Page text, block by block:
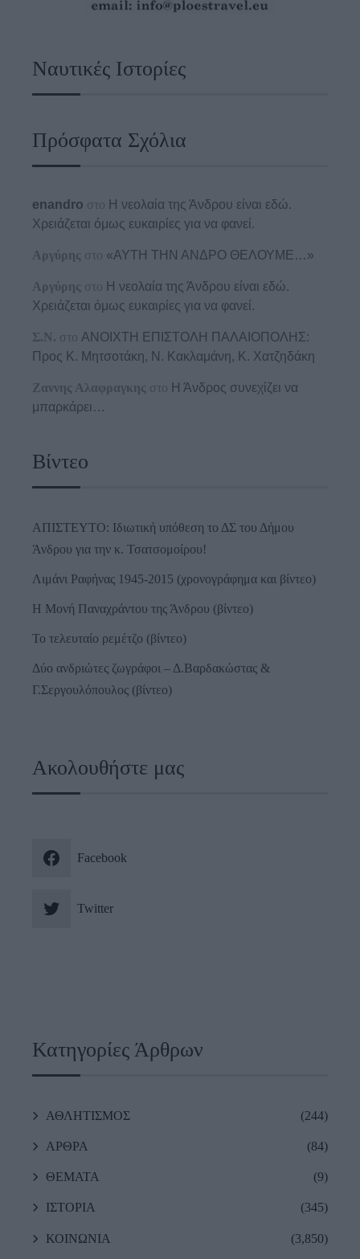
Ναυτικές Ιστορίες
Πρόσφατα Σχόλια
enandro στο Η νεολαία της Άνδρου είναι εδώ.
Χρειάζεται όμως ευκαιρίες για να φανεί.
Αργύρης στο «ΑΥΤΗ ΤΗΝ ΑΝΔΡΟ ΘΕΛΟΥΜΕ…»
Αργύρης στο Η νεολαία της Άνδρου είναι εδώ.
Χρειάζεται όμως ευκαιρίες για να φανεί.
Σ.Ν. στο ΑΝΟΙΧΤΗ ΕΠΙΣΤΟΛΗ ΠΑΛΑΙΟΠΟΛΗΣ:
Προς K. Μητσοτάκη, N. Κακλαμάνη, K. Χατζηδάκη
Ζαννης Αλαφραγκης στο Η Άνδρος συνεχίζει να
μπαρκάρει…
Βίντεο
ΑΠΙΣΤΕΥΤΟ: Ιδιωτική υπόθεση το ΔΣ του Δήμου
Άνδρου για την κ. Τσατσομοίρου!
Λιμάνι Ραφήνας 1945-2015 (χρονογράφημα και βίντεο)
Η Μονή Παναχράντου της Άνδρου (βίντεο)
Το τελευταίο ρεμέτζο (βίντεο)
Δύο ανδριώτες ζωγράφοι – Δ.Βαρδακώστας &
Γ.Σεργουλόπουλος (βίντεο)
Ακολουθήστε μας
Facebook
Twitter
Κατηγορίες Άρθρων
ΑΘΛΗΤΙΣΜΟΣ (244)
ΑΡΘΡΑ (84)
ΘΕΜΑΤΑ (9)
ΙΣΤΟΡΙΑ (345)
ΚΟΙΝΩΝΙΑ (3,850)